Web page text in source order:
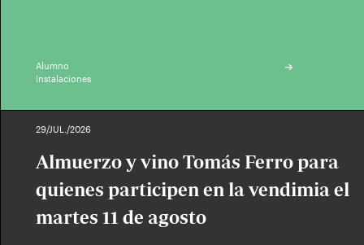
Alumno
Instalaciones
29/JUL./2026
Almuerzo y vino Tomás Ferro para
quienes participen en la vendimia el
martes 11 de agosto